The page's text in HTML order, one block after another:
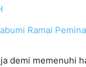
Ramai
demi memenuhi